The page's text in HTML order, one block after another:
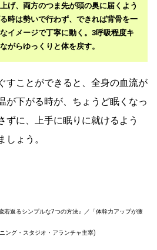
げ、両方のつま先が頭の奥に届くよう
時は勢いで行わず、できれば背骨を一
イメージで丁寧に動く。3呼吸程度キ
がらゆっくりと体を戻す。
すことができると、全身の血流が
が下がる時が、ちょうど眠くなっ
ずに、上手に眠りに就けるよう
ょう。
若返るシンプルな7つの方法』／「体幹力アップが痩
ング・スタジオ・アランチャ主宰)